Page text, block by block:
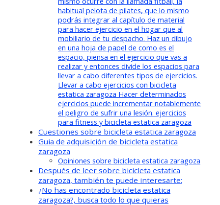
habitual pelota de pilates, que lo mismo
podrás integrar al capítulo de material
para hacer ejercicio en el hogar que al
mobiliario de tu despacho. Haz un dibujo
en una hoja de papel de como es el
espacio, piensa en el ejercicio que vas a
realizar y entonces divide los espacios para
llevar a cabo diferentes tipos de ejercicios.
Llevar a cabo ejercicios con bicicleta
estatica zaragoza Hacer determinados
ejercicios puede incrementar notablemente
el peligro de sufrir una lesión. ejercicios
para fitness y bicicleta estatica zaragoza
Cuestiones sobre bicicleta estatica zaragoza
Guia de adquisición de bicicleta estatica
zaragoza
Opiniones sobre bicicleta estatica zaragoza
Después de leer sobre bicicleta estatica
zaragoza, también te puede interesarte:
¿No has encontrado bicicleta estatica
zaragoza?, busca todo lo que quieras